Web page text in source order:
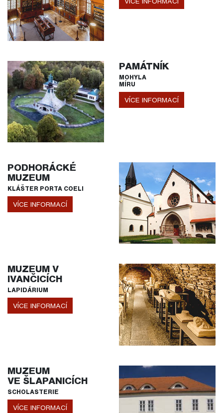
PAMÁTNÍK
MOHYLA
MÍRU
VÍCE INFORMACÍ
PODHORÁCKÉ
MUZEUM
KLÁŠTER PORTA COELI
VÍCE INFORMACÍ
MUZEUM V
IVANČICÍCH
LAPIDÁRIUM
VÍCE INFORMACÍ
MUZEUM
VE ŠLAPANICÍCH
SCHOLASTERIE
VÍCE INFORMACÍ